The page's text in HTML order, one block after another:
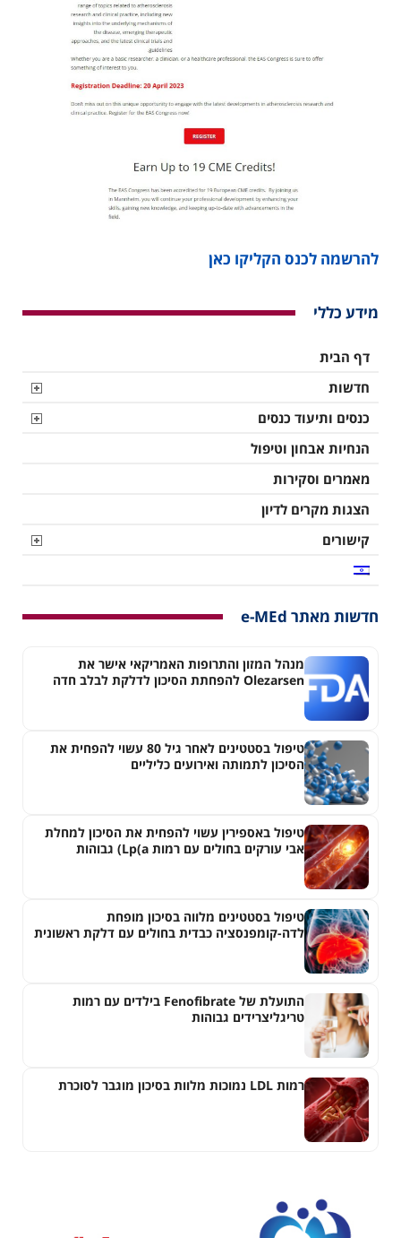
להרשמה לכנס הקליקו כאן
מידע כללי
דף הבית
חדשות
כנסים ותיעוד כנסים
הנחיות אבחון וטיפול
מאמרים וסקירות
הצגות מקרים לדיון
קישורים
חדשות מאתר e-MEd
מנהל המזון והתרופות האמריקאי אישר את
Olezarsen להפחתת הסיכון לדלקת לבלב חדה
טיפול בסטטינים לאחר גיל 80 עשוי להפחית את
הסיכון לתמותה ואירועים כליליים
טיפול באספירין עשוי להפחית את הסיכון למחלת
אבי עורקים בחולים עם רמות Lp(a) גבוהות
טיפול בסטטינים מלווה בסיכון מופחת
לדה-קומפנסציה כבדית בחולים עם דלקת ראשונית
התועלת של Fenofibrate בילדים עם רמות
טריגליצרידים גבוהות
רמות LDL נמוכות מלוות בסיכון מוגבר לסוכרת